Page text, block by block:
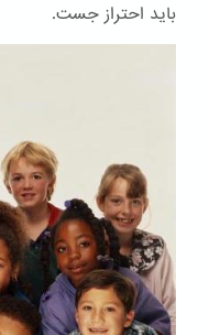
باید احتراز جست.